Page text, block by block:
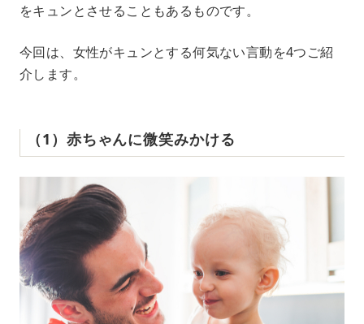
をキュンとさせることもあるものです。
今回は、女性がキュンとする何気ない言動を4つご紹
介します。
（1）赤ちゃんに微笑みかける